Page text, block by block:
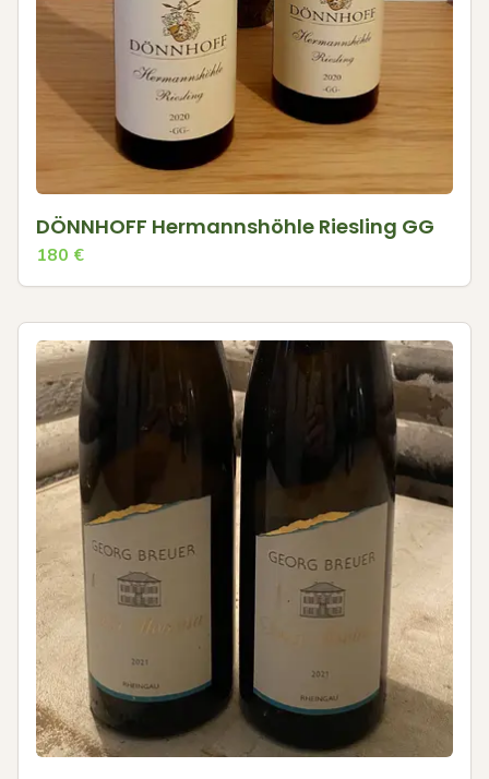
DÖNNHOFF Hermannshöhle Riesling GG
180 €